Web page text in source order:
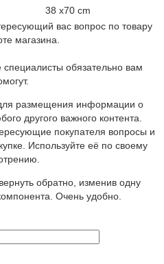
38 x70 cm
вас вопрос по товару
магазина.
обязательно вам
размещения информации о
другого важного контента.
покупателя вопросы и
Используйте её по своему
обратно, изменив одну
Очень удобно.